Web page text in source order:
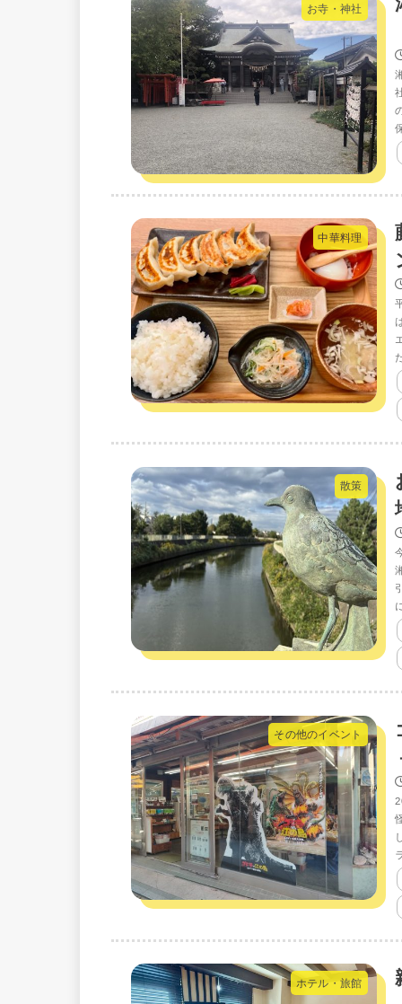
お寺・神社
中華料理
散策
その他のイベント
ホテル・旅館